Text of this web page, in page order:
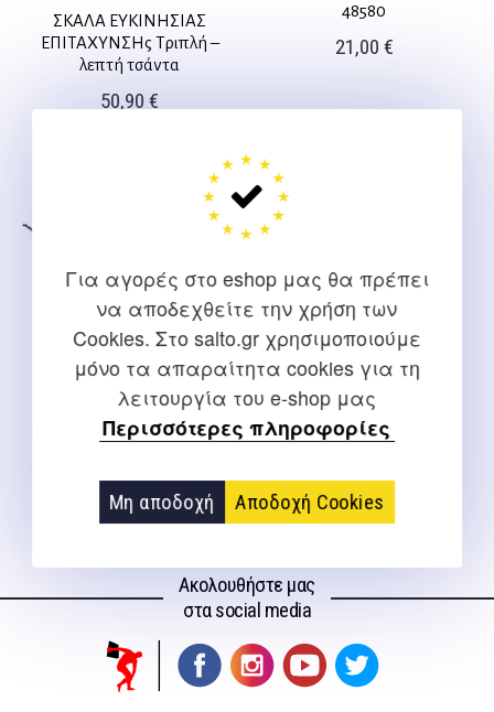
Για αγορές στο eshop μας θα πρέπει
να αποδεχθείτε την χρήση των
Cookies. Στο salto.gr χρησιμοποιούμε
μόνο τα απαραίτητα cookies για τη
λειτουργία του e-shop μας
Περισσότερες πληροφορίες
Μη αποδοχή Αποδοχή Cookies
ΣΚΑΛΑ ΕΥΚΙΝΗΣΙΑΣ
ΕΠΙΤΑΧΥΝΣΗς Τριπλή –
λεπτή τσάντα
50,90€
48580
21,00 €
ΣΚΑΛΑ ΕΥΚΙΝΗΣΙΑΣ
ΕΠΙΤΑΧΥΝΣΗΣ 4m -48581-
Ακολουθήστε μας
στα social media